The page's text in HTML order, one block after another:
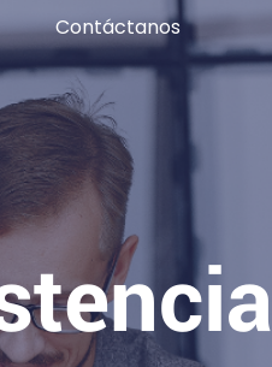
Contáctanos